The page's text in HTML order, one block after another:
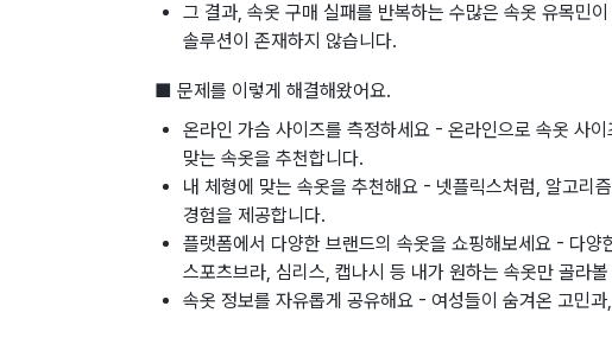
그 결과, 속옷 구매 실패를 반복하는 수많은 속옷 유목민
솔루션이 존재하지 않습니다.
■ 문제를 이렇게 해결해왔어요.
온라인 가슴 사이즈를 측정하세요 - 온라인으로 속옷 사
맞는 속옷을 추천합니다.
내 체형에 맞는 속옷을 추천해요 - 넷플릭스처럼, 알고리
경험을 제공합니다.
플랫폼에서 다양한 브랜드의 속옷을 쇼핑해보세요 - 다양
스포츠브라, 심리스, 캡나시 등 내가 원하는 속옷만 골라
속옷 정보를 자유롭게 공유해요 - 여성들이 숨겨온 고민